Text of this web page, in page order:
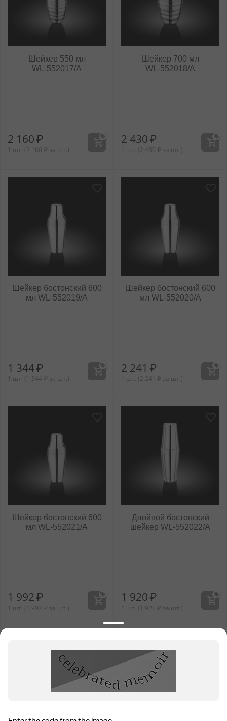
Шейкер 550 мл
WL‑552017/A
2 160₽
1 шт. (2 160 ₽ за шт.)
Шейкер 700 мл
WL‑552018/A
2 430₽
1 шт. (2 430 ₽ за шт.)
Шейкер бостонский 600
мл WL‑552019/A
1 344₽
1 шт. ( 1 344 ₽ за шт.)
Шейкер бостонский 600
мл WL‑552020/A
2 241 ₽
1 шт. (2 241 ₽ за шт.)
Шейкер бостонский 600
мл WL‑552021/A
1 992₽
1 шт. ( 1 992 ₽ за шт.)
Двойной бостонский
шейкер WL‑552022/A
1 920₽
1 шт. ( 1 920 ₽ за шт.)
Показать еще 30 товаров
НАЗАД ВПЕРЕД